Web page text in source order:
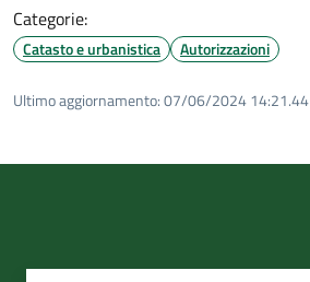
Categorie:
Catasto e urbanistica Autorizzazioni
Ultimo aggiornamento:07/06/2024 14:21.44